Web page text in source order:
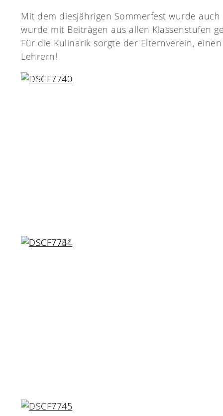
Mit dem diesjährigen Sommerfest wurde
wurde mit Beiträgen aus allen Klassenstufen
Für die Kulinarik sorgte der Elternverein,
Lehrern!